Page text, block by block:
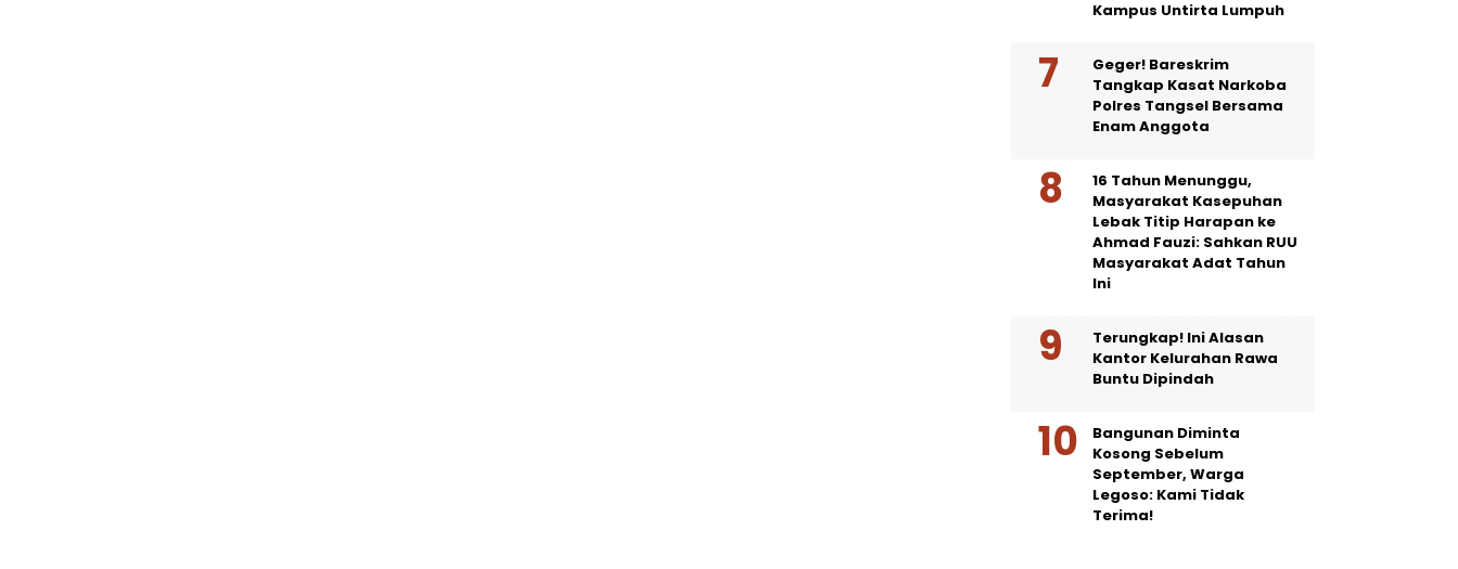
Kampus Untirta Lumpuh
Geger! Bareskrim
Tangkap Kasat Narkoba
Polres Tangsel Bersama
Enam Anggota
16 Tahun Menunggu,
Masyarakat Kasepuhan
Lebak Titip Harapan ke
Ahmad Fauzi: Sahkan RUU
Masyarakat Adat Tahun
Ini
Terungkap! Ini Alasan
Kantor Kelurahan Rawa
Buntu Dipindah
Bangunan Diminta
Kosong Sebelum
September, Warga
Legoso: Kami Tidak
Terima!